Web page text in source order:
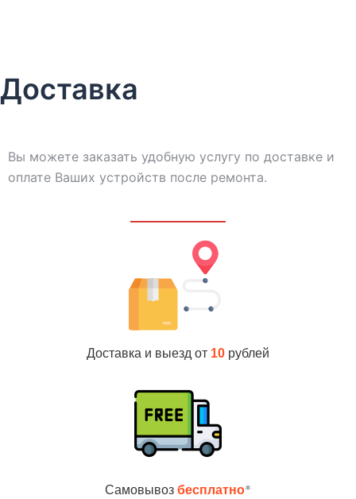
Доставка
Вы можете заказать удобную услугу по доставке и
оплате Ваших устройств после ремонта.
Доставка и выезд от 10 рублей
Самовывоз бесплатно*